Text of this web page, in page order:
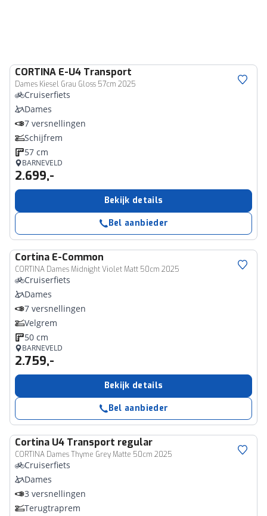
CORTINA E-U4 Transport
Dames Kiesel Grau Gloss 57cm 2025
Cruiserfiets
Dames
7 versnellingen
Schijfrem
57 cm
BARNEVELD
2.699,-
Bekijk details
Bel aanbieder
Cortina E-Common
CORTINA Dames Midnight Violet Matt 50cm 2025
Cruiserfiets
Dames
7 versnellingen
Velgrem
50 cm
BARNEVELD
2.759,-
Bekijk details
Bel aanbieder
Cortina U4 Transport regular
CORTINA Dames Thyme Grey Matte 50cm 2025
Cruiserfiets
Dames
3 versnellingen
Terugtraprem